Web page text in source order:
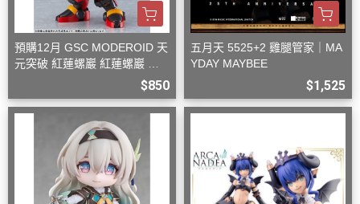
預購12月 GSC MODEROID 天
元突破 紅蓮螺巖 紅蓮螺巖 再
$850
五月天 5525+2 雞腿管家｜MA
YDAY MAYBEE
$1,525